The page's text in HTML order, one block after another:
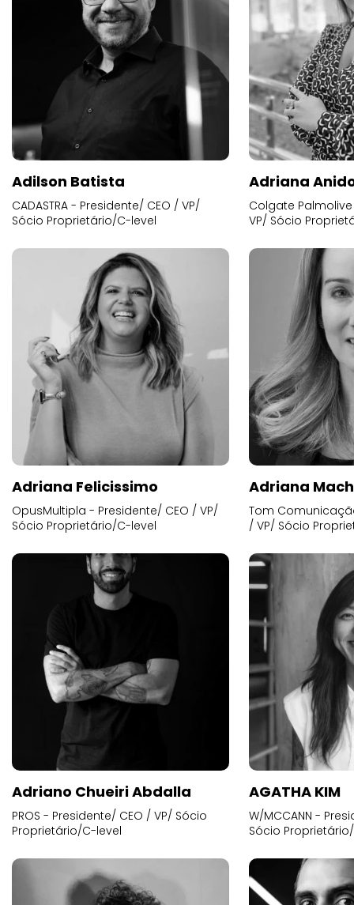
Adilson Batista
CADASTRA - Presidente/ CEO / VP/
Sócio Proprietário/C-level
Adriana
Colgate
VP/ Sócio
Adriana Felicissimo
OpusMultipla - Presidente/ CEO / VP/
Sócio Proprietário/C-level
Adriana
Tom
/ VP/ Sócio
Adriano Chueiri Abdalla
PROS - Presidente/ CEO / VP/ Sócio
Proprietário/C-level
AGATHA KIM
W/MCCANN -
Sócio